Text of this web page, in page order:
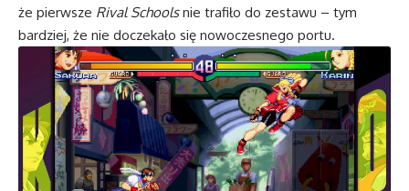
że pierwsze Rival Schoolsnie trafiło do zestawu – tym
bardziej, że nie doczekało się nowoczesnego portu.